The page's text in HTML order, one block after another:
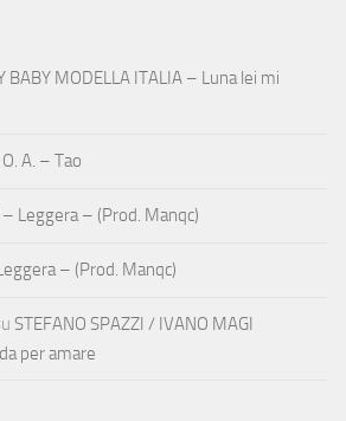
BABY MODELLA ITALIA – Luna lei mi
A. – Tao
– Leggera – (Prod. Manqc)
– (Prod. Manqc)
STEFANO SPAZZI / IVANO MAGI
per amare